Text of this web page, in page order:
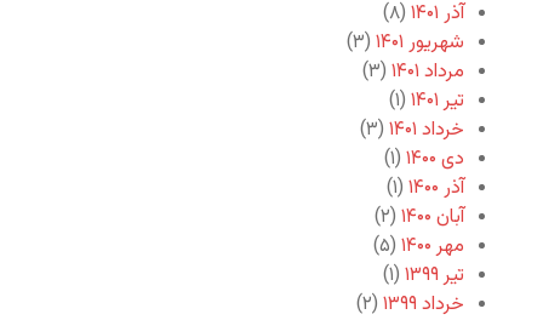
آذر ۱۴۰۱
(۸)
شهریور ۱۴۰۱
(۳)
مرداد ۱۴۰۱
(۳)
تیر ۱۴۰۱
(۱)
خرداد ۱۴۰۱
(۳)
دی ۱۴۰۰
(۱)
آذر ۱۴۰۰
(۱)
آبان ۱۴۰۰
(۲)
مهر ۱۴۰۰
(۵)
تیر ۱۳۹۹
(۱)
خرداد ۱۳۹۹
(۲)